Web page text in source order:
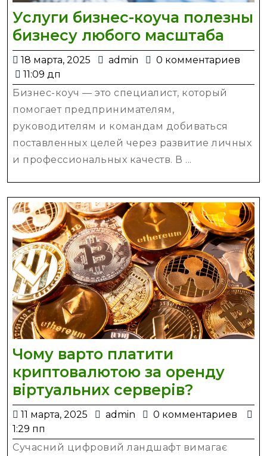
Услуги бизнес-коуча полезны
бизнесу любого масштаба
18 марта, 2025
18
2025
admin admin
0 комментариев
11:09 дп
Бизнес-коуч — это специалист, который
помогает предпринимателям,
руководителям и командам добиваться
поставленных целей через развитие личных
и профессиональных качеств. В ...
Чому варто платити
криптовалютою за оренду
віртуальних серверів?
варто
платити
11 марта, 2025
11
2025
admin admin
0 комментариев
1:29 пп
Сучасний цифровий ландшафт вимагає